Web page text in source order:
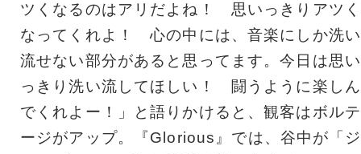
ツくなるのはアリだよね！ 思いっきりアツく
なってくれよ！ 心の中には、音楽にしか洗い
流せない部分があると思ってます。今日は思い
っきり洗い流してほしい！ 闘うように楽しん
でくれよー！」と語りかけると、観客はボルテ
ージがアップ。『Glorious』では、谷中が「ジ